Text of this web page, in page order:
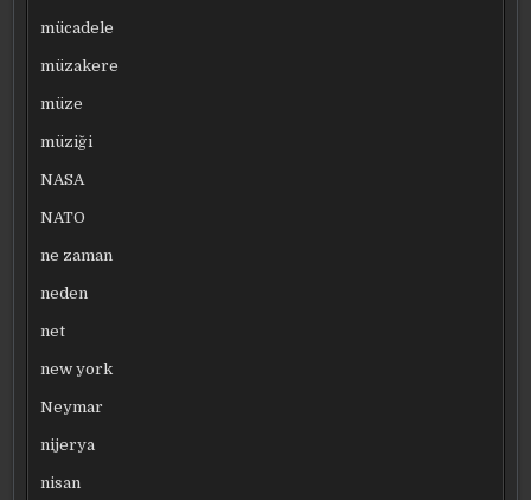
mücadele
müzakere
müze
müziği
NASA
NATO
ne zaman
neden
net
new york
Neymar
nijerya
nisan